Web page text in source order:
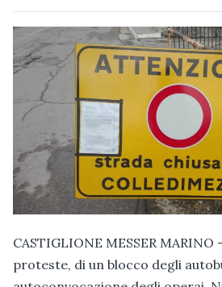
CASTIGLIONE MESSER
proteste, di un blocco degli